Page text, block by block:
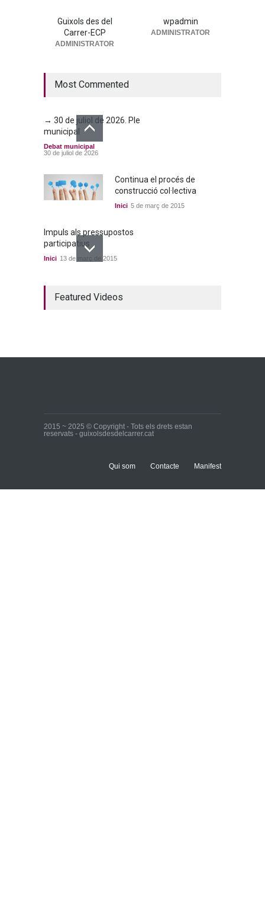
→ 25 de juny de 2026. Ple
Guixols des del
Carrer-ECP
ADMINISTRATOR
wpadmin
ADMINISTRATOR
Most Commented
→ 30 de juliol de 2026. Ple
municipal
Debat municipal
30 de juliol de 2026
Continua el procés de
construcció col·lectiva
Inici 5 de març de 2015
Impuls als pressupostos
participatius
Inici 13 de març de 2015
bandes
Featured Videos
2015 ~ 2025 © Copyright - Tots els drets estan
reservats - guixolsdesdelcarrer.cat
Qui som Contacte Manifest